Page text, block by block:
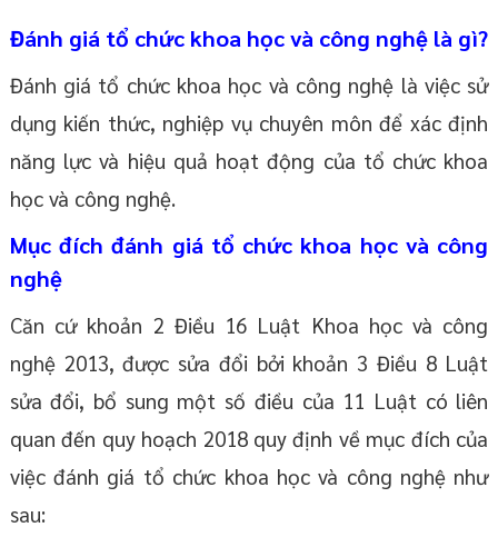
Đánh giá tổ chức khoa học và công nghệ là gì?
Đánh giá tổ chức khoa học và công nghệ là việc sử
dụng kiến thức, nghiệp vụ chuyên môn để xác định
năng lực và hiệu quả hoạt động của tổ chức khoa
học và công nghệ.
Mục đích đánh giá tổ chức khoa học và công
nghệ
Căn cứ khoản 2 Điều 16 Luật Khoa học và công
nghệ 2013, được sửa đổi bởi khoản 3 Điều 8 Luật
sửa đổi, bổ sung một số điều của 11 Luật có liên
quan đến quy hoạch 2018 quy định về mục đích của
việc đánh giá tổ chức khoa học và công nghệ như
sau: